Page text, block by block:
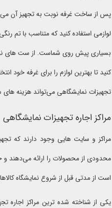
پس از ساخت غرفه نوبت به تجهیز آن می
لوازمی استفاده کنید که متناسب با تم
بسیاری پیش روی شماست. از ست های
کنید تا بهترین لوازم را برای غرفه خود
تجهیزات نمایشگاهی می‌تواند هزینه های
مراکز اجاره تجهیزات نمایشگاهی
مراکز و سایت هایی وجود دارند که
محدودی از محصولات را ارائه می‌دهند و
است از مدتی قبل از شروع نمایشگاه
یکی از شناخته شده ترین مراکز اجاره